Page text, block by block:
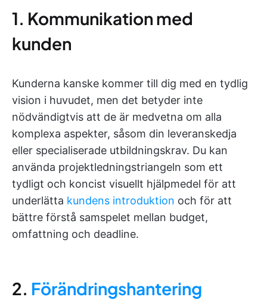
1. Kommunikation med
kunden
Kunderna kanske kommer till dig med en tydlig
vision i huvudet, men det betyder inte
nödvändigtvis att de är medvetna om alla
komplexa aspekter, såsom din leveranskedja
eller specialiserade utbildningskrav. Du kan
använda projektledningstriangeln som ett
tydligt och koncist visuellt hjälpmedel för att
underlätta kundens introduktion och för att
bättre förstå samspelet mellan budget,
omfattning och deadline.
2. Förändringshantering